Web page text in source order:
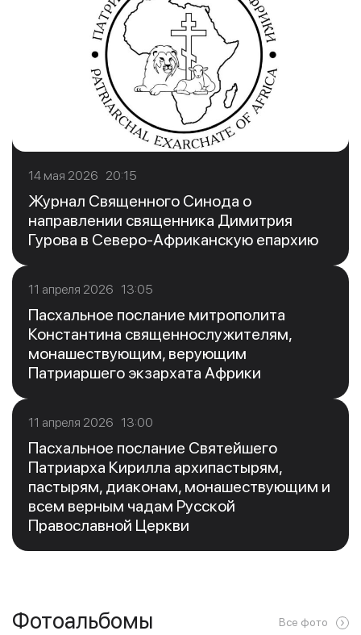
14 мая 2026 20:15
Журнал Священного Синода о
направлении священника Димитрия
Гурова в Северо-Африканскую епархию
11 апреля 2026 13:05
Пасхальное послание митрополита
Константина священнослужителям,
монашествующим, верующим
Патриаршего экзархата Африки
11 апреля 2026 13:00
Пасхальное послание Святейшего
Патриарха Кирилла архипастырям,
пастырям, диаконам, монашествующим и
всем верным чадам Русской
Православной Церкви
Фотоальбомы Все фото